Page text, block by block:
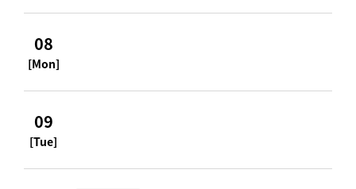
08
[Mon]
09
[Tue]